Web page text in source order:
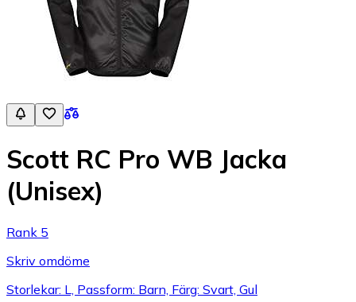
Scott RC Pro WB Jacka
(Unisex)
Rank 5
Skriv omdöme
Storlekar: L, Passform: Barn, Färg: Svart, Gul